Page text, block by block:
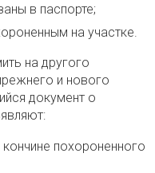
в паспорте;
на участке.
на другого
и нового
документ о
похороненного